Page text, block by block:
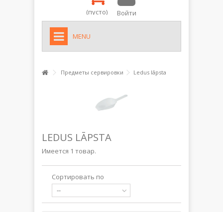
(пусто) Войти
MENU
Предметы сервировки Ledus lāpsta
LEDUS LĀPSTA
Имеется 1 товар.
Сортировать по
--